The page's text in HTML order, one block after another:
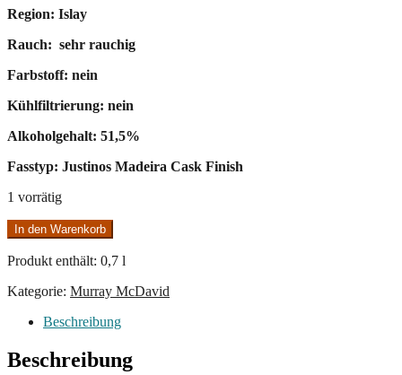
Region: Islay
Rauch: sehr rauchig
Farbstoff: nein
Kühlfiltrierung: nein
Alkoholgehalt: 51,5%
Fasstyp: Justinos Madeira Cask Finish
1 vorrätig
Caol
Ila
2018/2023
McDavid
In den Warenkorb
Produkt enthält: 0,7 l
Kategorie: Murray McDavid
Beschreibung
Beschreibung